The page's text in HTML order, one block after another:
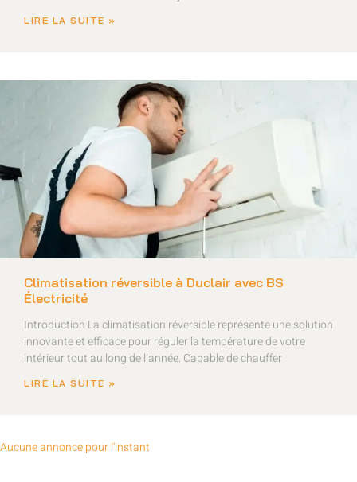
LIRE LA SUITE »
Climatisation réversible à Duclair avec BS
Électricité
Introduction La climatisation réversible représente une solution
innovante et efficace pour réguler la température de votre
intérieur tout au long de l’année. Capable de chauffer
LIRE LA SUITE »
Aucune annonce pour l'instant